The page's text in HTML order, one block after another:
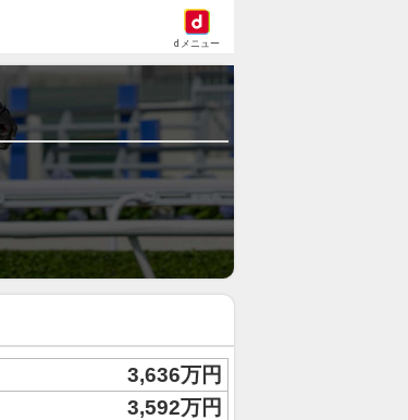
dメニュー
3,636万円
3,592万円